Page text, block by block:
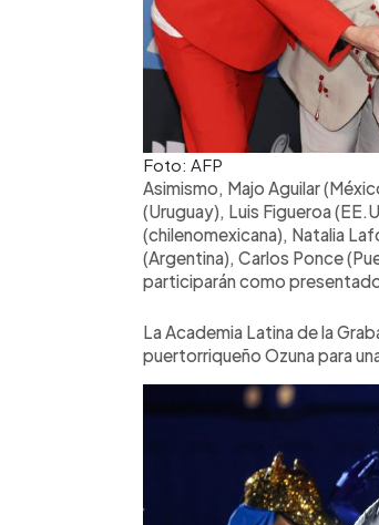
Foto: AFP
Asimismo, Majo Aguilar
(Uruguay), Luis Figueroa
(chilenomexicana), Natalia
(Argentina), Carlos Ponce
participarán como
La Academia Latina de la
puertorriqueño Ozuna para